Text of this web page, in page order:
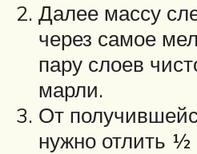
Далее массу
через самое
пару слоев
марли.
От
нужно отлить ½